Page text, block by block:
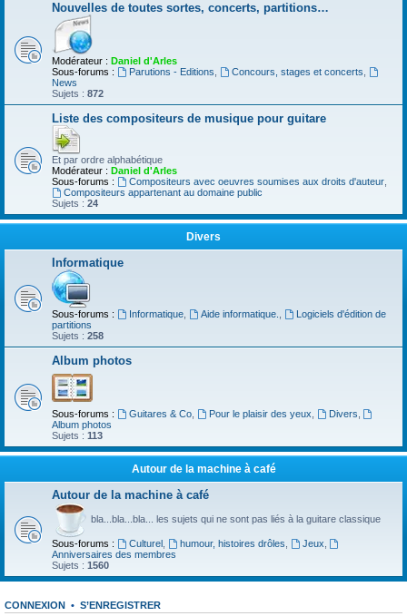
Nouvelles de toutes sortes, concerts, partitions…
Modérateur : Daniel d'Arles
Sous-forums :
Parutions - Editions Concours, stages et concerts
News
Sujets : 872
Liste des compositeurs de musique pour guitare
Et par ordre alphabétique
Modérateur : Daniel d'Arles
Sous-forums :
Compositeurs avec oeuvres soumises aux droits d'auteur,
Compositeurs appartenant au domaine public
Sujets : 24
Divers
Informatique
Sous-forums : Informatique, Aide informatique.
Logiciels d'édition de
partitions
Sujets : 258
Album photos
Sous-forums : Guitares & Co, Pour le plaisir des yeux Divers
Album photos
Sujets : 113
Autour de la machine à café
Autour de la machine à café
bla...bla...bla... les sujets qui ne sont pas liés à la guitare classique
Sous-forums : Culturel, humour, histoires drôles Jeux
Anniversaires des membres
Sujets : 1560
CONNEXION • S’ENREGISTRER